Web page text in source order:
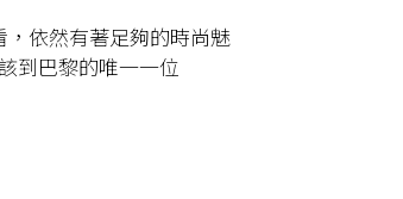
依然有著足夠的時尚魅
到巴黎的唯一一位